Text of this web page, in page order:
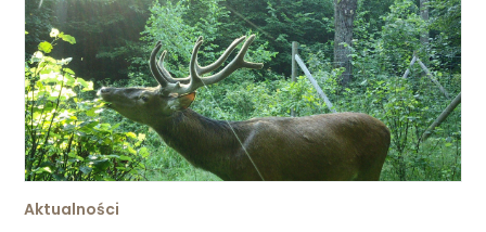
Aktualności